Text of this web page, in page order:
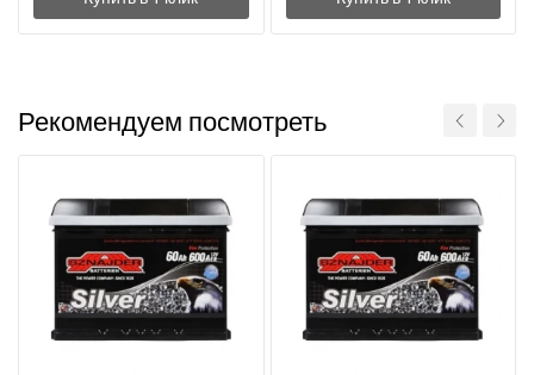
Рекомендуем посмотреть